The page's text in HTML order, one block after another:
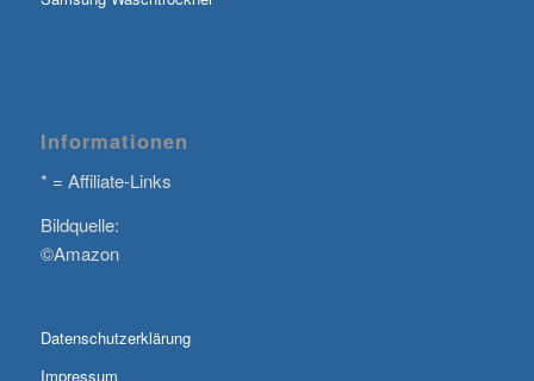
Informationen
* = Affiliate-Links
Bildquelle:
©Amazon
Datenschutzerklärung
Impressum